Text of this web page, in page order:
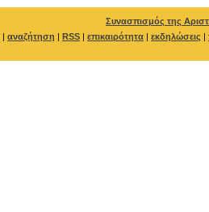
Συνασπισμός της
| αναζήτηση | RSS | επικαιρότητα | εκδηλώσεις |